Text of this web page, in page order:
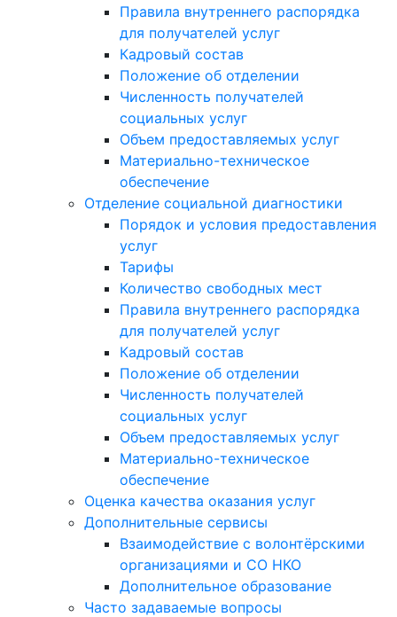
Правила внутреннего распорядка
для получателей услуг
Кадровый состав
Положение об отделении
Численность получателей
социальных услуг
Объем предоставляемых услуг
Материально-техническое
обеспечение
Отделение социальной диагностики
Порядок и условия предоставления
услуг
Тарифы
Количество свободных мест
Правила внутреннего распорядка
для получателей услуг
Кадровый состав
Положение об отделении
Численность получателей
социальных услуг
Объем предоставляемых услуг
Материально-техническое
обеспечение
Оценка качества оказания услуг
Дополнительные сервисы
Взаимодействие с волонтёрскими
организациями и СО НКО
Дополнительное образование
Часто задаваемые вопросы